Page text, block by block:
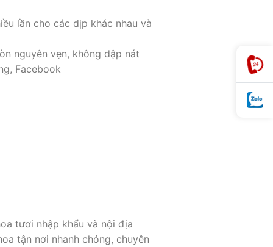
lần cho các dịp khác nhau và
nguyên vẹn, không dập nát
Facebook
tươi nhập khẩu và nội địa
tận nơi nhanh chóng, chuyên